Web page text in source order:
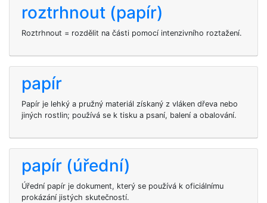
roztrhnout (papír)
Roztrhnout = rozdělit na části pomocí intenzivního roztažení.
papír
Papír je lehký a pružný materiál získaný z vláken dřeva nebo
jiných rostlin; používá se k tisku a psaní, balení a obalování.
papír (úřední)
Úřední papír je dokument, který se používá k oficiálnímu
prokázání jistých skutečností.